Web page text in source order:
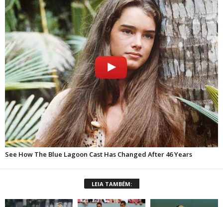
LEIA TAMBÉM: